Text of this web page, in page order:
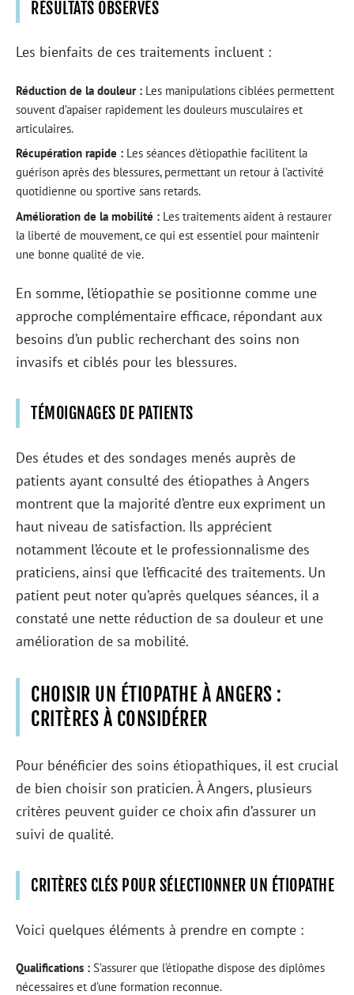
RÉSULTATS OBSERVÉS
Les bienfaits de ces traitements incluent :
Réduction de la douleur : Les manipulations ciblées permettent
souvent d’apaiser rapidement les douleurs musculaires et
articulaires.
Récupération rapide : Les séances d’étiopathie facilitent la
guérison après des blessures, permettant un retour à l’activité
quotidienne ou sportive sans retards.
Amélioration de la mobilité : Les traitements aident à restaurer
la liberté de mouvement, ce qui est essentiel pour maintenir
une bonne qualité de vie.
En somme, l’étiopathie se positionne comme une
approche complémentaire efficace, répondant aux
besoins d’un public recherchant des soins non
invasifs et ciblés pour les blessures.
TÉMOIGNAGES DE PATIENTS
Des études et des sondages menés auprès de
patients ayant consulté des étiopathes à Angers
montrent que la majorité d’entre eux expriment un
haut niveau de satisfaction. Ils apprécient
notamment l’écoute et le professionnalisme des
praticiens, ainsi que l’efficacité des traitements. Un
patient peut noter qu’après quelques séances, il a
constaté une nette réduction de sa douleur et une
amélioration de sa mobilité.
CHOISIR UN ÉTIOPATHE À ANGERS :
CRITÈRES À CONSIDÉRER
Pour bénéficier des soins étiopathiques, il est crucial
de bien choisir son praticien. À Angers, plusieurs
critères peuvent guider ce choix afin d’assurer un
suivi de qualité.
CRITÈRES CLÉS POUR SÉLECTIONNER UN ÉTIOPATHE
Voici quelques éléments à prendre en compte :
Qualifications : S’assurer que l’étiopathe dispose des diplômes
nécessaires et d’une formation reconnue.